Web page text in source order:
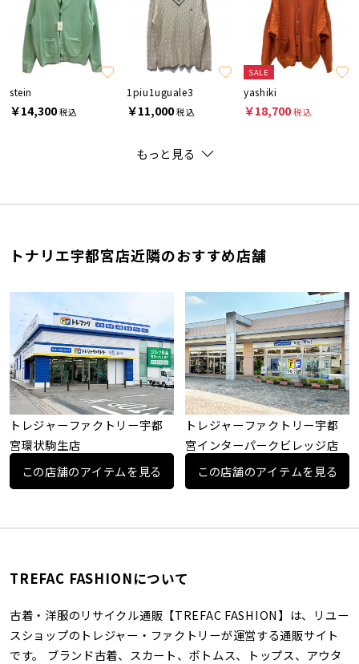
stein
￥14,300税込
1piu1uguale3
￥11,000税込
SALE
yashiki
￥18,700税込
もっと見る
トナリエ宇都宮店近隣のおすすめ店舗
トレジャーファクトリー宇都
宮環状駒生店
この店舗のアイテムを見る
トレジャーファクトリー宇都
宮インターパークビレッジ店
この店舗のアイテムを見る
TREFAC FASHIONについて
古着・洋服のリサイクル通販【TREFAC FASHION】は、リユー
スショップのトレジャー・ファクトリーが運営する通販サイト
です。 ブランド古着、スカート、ボトムス、トップス、アウタ